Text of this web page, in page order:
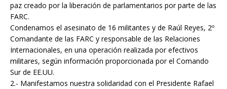
paz creado por la liberación de parlamentarios por parte de las
FARC.
Condenamos el asesinato de 16 militantes y de Raúl Reyes, 2º
Comandante de las FARC y responsable de las Relaciones
Internacionales, en una operación realizada por efectivos
militares, según información proporcionada por el Comando
Sur de EE.UU.
2.- Manifestamos nuestra solidaridad con el Presidente Rafael